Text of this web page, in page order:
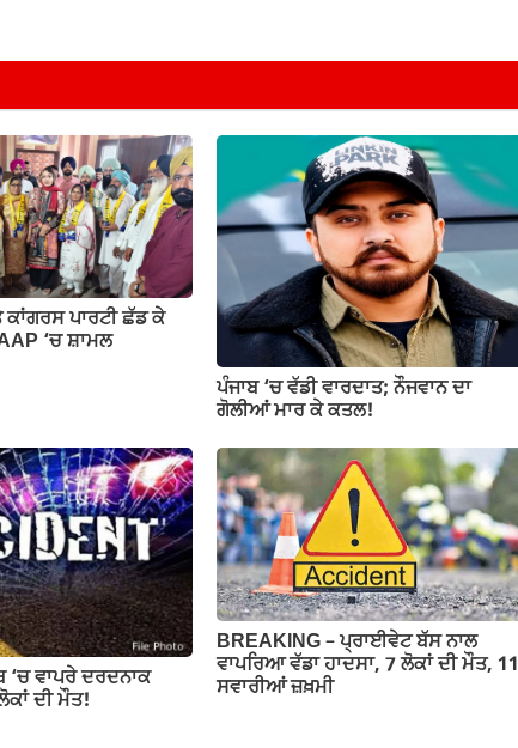
ਪਾਰਟੀ ਛੱਡ ਕੇ
‘ਚ ਸ਼ਾਮਲ
ਪੰਜਾਬ ‘ਚ ਵੱਡੀ ਵਾਰਦਾਤ; ਨੌਜਵਾਨ ਦਾ
ਗੋਲੀਆਂ ਮਾਰ ਕੇ ਕਤਲ!
‘ਚ ਵਾਪਰੇ ਦਰਦਨਾਕ
ਦੀ ਮੌਤ!
BREAKING – ਪ੍ਰਾਈਵੇਟ ਬੱਸ ਨਾਲ
ਵਾਪਰਿਆ ਵੱਡਾ ਹਾਦਸਾ, 7 ਲੋਕਾਂ ਦੀ ਮੌਤ, 11
ਸਵਾਰੀਆਂ ਜ਼ਖ਼ਮੀ